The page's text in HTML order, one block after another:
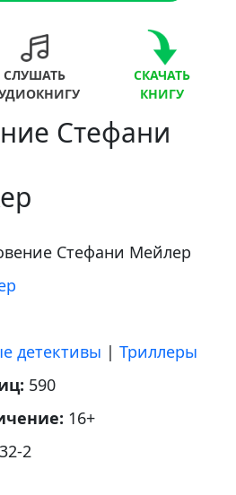
СЛУШАТЬ
СКАЧАТЬ
КНИГУ
Стефани
Стефани Мейлер
детективы | Триллеры
590
16+
2